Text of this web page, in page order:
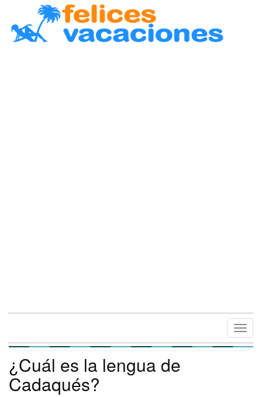
¿Cuál es la lengua de
Cadaqués?